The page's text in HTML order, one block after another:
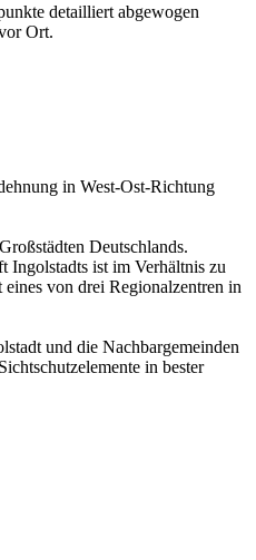
detailliert abgewogen
Ort.
in West-Ost-Richtung
Deutschlands.
Ingolstadts ist im Verhältnis zu
von drei Regionalzentren in
und die Nachbargemeinden
in bester